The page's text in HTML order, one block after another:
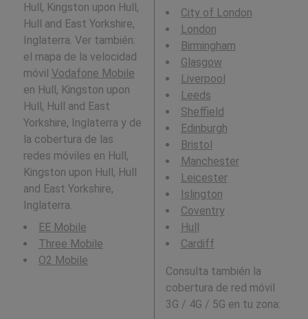
Hull, Kingston upon Hull,
Hull and East Yorkshire,
Inglaterra. Ver también:
el mapa de la velocidad
móvil Vodafone Mobile
en Hull, Kingston upon
Hull, Hull and East
Yorkshire, Inglaterra y de
la cobertura de las
redes móviles en Hull,
Kingston upon Hull, Hull
and East Yorkshire,
Inglaterra.
EE Mobile
Three Mobile
O2 Mobile
City of London
London
Birmingham
Glasgow
Liverpool
Leeds
Sheffield
Edinburgh
Bristol
Manchester
Leicester
Islington
Coventry
Hull
Cardiff
Consulta también la
cobertura de red móvil
3G / 4G / 5G en tu zona: